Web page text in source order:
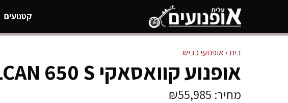
קטנועים
בית› אופנועי כביש
אופנוע קוואסאקי VULCAN 650 S
מחיר: ₪55,985